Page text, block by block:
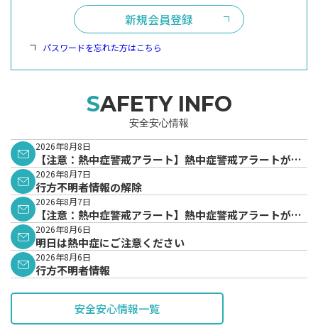
新規会員登録
パスワードを忘れた方はこちら
SAFETY INFO
安全安心情報
2026年8月8日
【注意：熱中症警戒アラート】熱中症警戒アラートが発
表されています。
2026年8月7日
行方不明者情報の解除
2026年8月7日
【注意：熱中症警戒アラート】熱中症警戒アラートが発
表されています。
2026年8月6日
明日は熱中症にご注意ください
2026年8月6日
行方不明者情報
安全安心情報一覧